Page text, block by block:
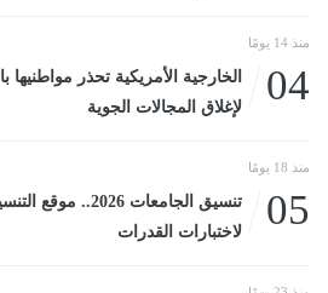
منذ 14 يومًا
04
الخارجية الأمريكية تحذر
لإغلاق المجالات الجوية
منذ 18 يومًا
05
تنسيق الجامعات
لاختبارات القدرات